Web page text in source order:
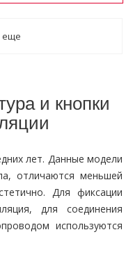
еще
и кнопки
лет. Данные модели
отличаются меньшей
Для фиксации
для соединения
используются